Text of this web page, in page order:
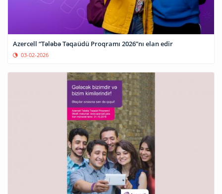
Azercell “Tələbə Təqaüdü Proqramı 2026”nı elan edir
03-02-2026